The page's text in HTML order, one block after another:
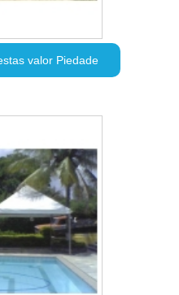
valor Piedade